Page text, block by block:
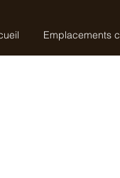
Emplacements